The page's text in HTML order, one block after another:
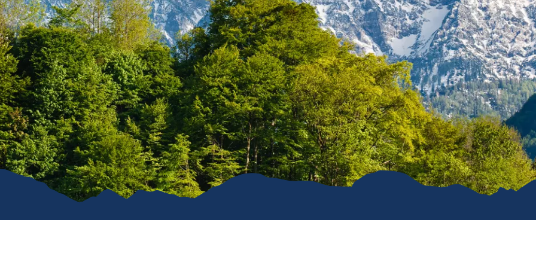
Karriere
Stiftung für unser Dorf
Gemeindeanzeiger
Vereine
Ver- & Entsorgung
Öffentliche WCs
Hunde
Kommunale
Verkehrsüberwachung in
Ruhpolding